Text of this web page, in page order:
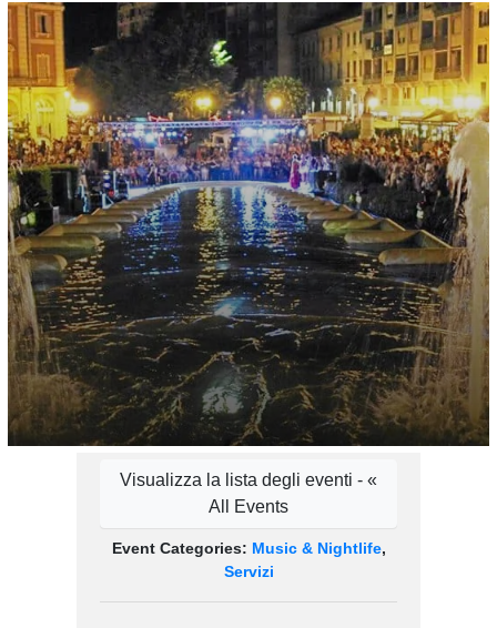
Visualizza la lista degli eventi - «
All Events
Event Categories: Music & Nightlife,
Servizi